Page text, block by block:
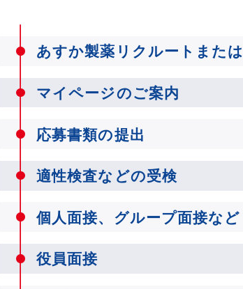
あすか製薬リクルートまたは
マイページのご案内
応募書類の提出
適性検査などの受検
個人面接、グループ面接など
役員面接